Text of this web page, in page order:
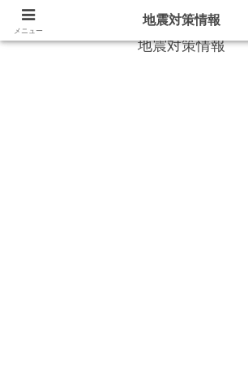
地震対策情報
メニュー
地震対策情報